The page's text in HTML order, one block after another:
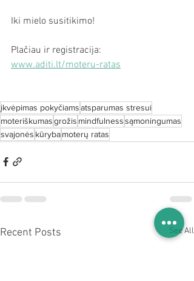
Iki mielo susitikimo!
Plačiau ir registracija:
www.aditi.lt/moteru-ratas
įkvėpimas pokyčiamsatsparumas stresui
moteriškumasgrožis mindfulnesssąmoningumas
svajonės kūrybamoterų ratas
Recent Posts See All